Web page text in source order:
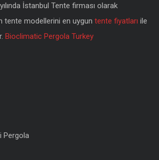
İstanbul Tente firması olarak
tente modellerini en uygun tente fiyatları ile
Bioclimatic Pergola Turkey
Pergola